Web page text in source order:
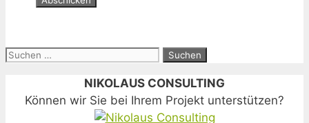
Suchen
NIKOLAUS CONSULTING
Können wir Sie bei Ihrem Projekt unterstützen?